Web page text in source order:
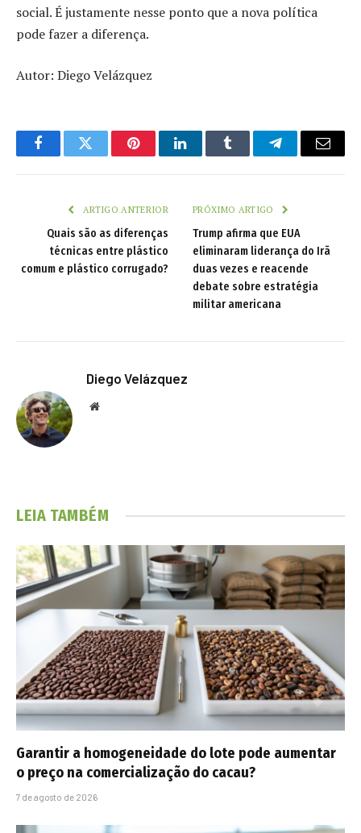
social. É justamente nesse ponto que a nova política
pode fazer a diferença.
Autor: Diego Velázquez
FacebookTwitter PinterestLinkedInTumblr TelegramEmail
ARTIGO ANTERIOR
Quais são as diferenças
técnicas entre plástico
comum e plástico corrugado?
PRÓXIMO ARTIGO
Trump afirma que EUA
eliminaram liderança do Irã
duas vezes e reacende
debate sobre estratégia
militar americana
Diego Velázquez
Website
LEIA TAMBÉM
Garantir a homogeneidade do lote pode aumentar
o preço na comercialização do cacau?
7 de agosto de 2026